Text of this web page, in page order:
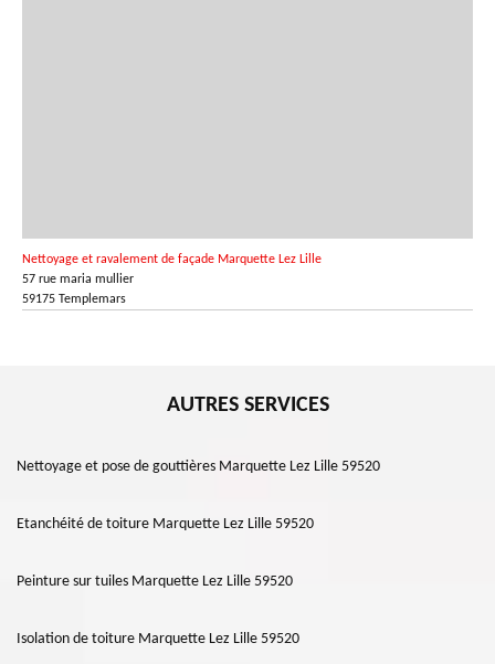
Nettoyage et ravalement de façade Marquette Lez Lille
57 rue maria mullier
59175 Templemars
AUTRES SERVICES
Nettoyage et pose de gouttières Marquette Lez Lille 59520
Etanchéité de toiture Marquette Lez Lille 59520
Peinture sur tuiles Marquette Lez Lille 59520
Isolation de toiture Marquette Lez Lille 59520